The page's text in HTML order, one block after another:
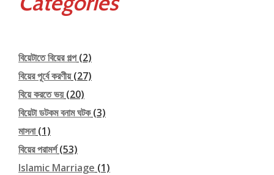
বিয়েটাতে বিয়ের গল্প(2)
বিয়ের পূর্বে করণীয়(27)
বিয়ে করতে ভয়(20)
বিয়েটা ডটকম বনাম ঘটক(3)
মাসনা(1)
বিয়ের পরামর্শ(53)
Islamic Marriage (1)